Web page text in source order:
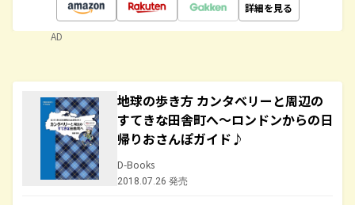
詳細を見る
AD
地球の歩き方 カンタベリーと周辺の
すてきな田舎町へ～ロンドンからの日
帰りおさんぽガイド♪
D-Books
2018.07.26 発売